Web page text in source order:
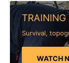
TRAINING
Survival,
WATCH